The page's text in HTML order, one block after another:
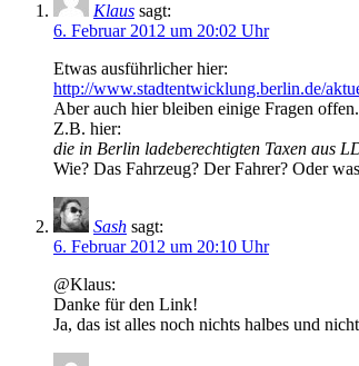
Klaus sagt:
6. Februar 2012 um 20:02 Uhr
Etwas ausführlicher hier:
http://www.stadtentwicklung.berlin.de/
Aber auch hier bleiben einige Fragen offen.
Z.B. hier:
die in Berlin ladeberechtigten Taxen aus
Wie? Das Fahrzeug? Der Fahrer? Oder
Sash sagt:
6. Februar 2012 um 20:10 Uhr
@Klaus:
Danke für den Link!
Ja, das ist alles noch nichts halbes und